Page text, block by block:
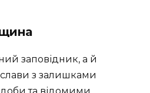
заповідник, а й
з залишками
та відомими